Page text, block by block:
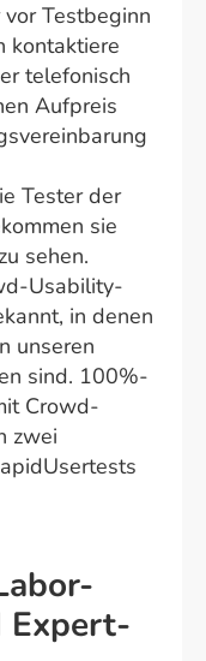
Testbeginn
kontaktiere
telefonisch
Aufpreis
Tester der
sie
sehen.
Usability-
in denen
unseren
sind. 100%-
Crowd-
zwei
Expert-